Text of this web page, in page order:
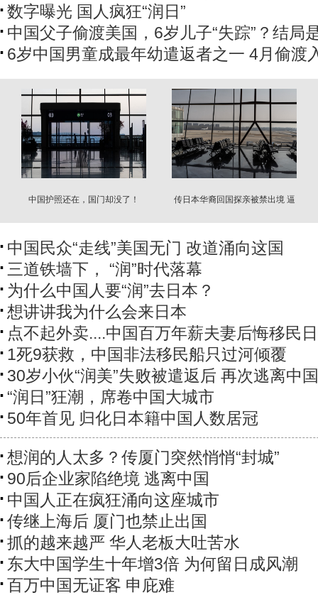
数字曝光 国人疯狂“润日”
中国父子偷渡美国，6岁儿子“失踪”？结局
6岁中国男童成最年幼遣返者之一 4月偷渡
中国护照还在，国门却没了！
传日本华裔回国探亲被禁出境 逼
中国民众“走线”美国无门 改道涌向这国
三道铁墙下， “润”时代落幕
为什么中国人要“润”去日本？
想讲讲我为什么会来日本
点不起外卖....中国百万年薪夫妻后悔移民
1死9获救，中国非法移民船只过河倾覆
30岁小伙“润美”失败被遣返后 再次逃离中
“润日”狂潮，席卷中国大城市
50年首见 归化日本籍中国人数居冠
想润的人太多？传厦门突然悄悄“封城”
90后企业家陷绝境 逃离中国
中国人正在疯狂涌向这座城市
传继上海后 厦门也禁止出国
抓的越来越严 华人老板大吐苦水
东大中国学生十年增3倍 为何留日成风潮
百万中国无证客 申庇难